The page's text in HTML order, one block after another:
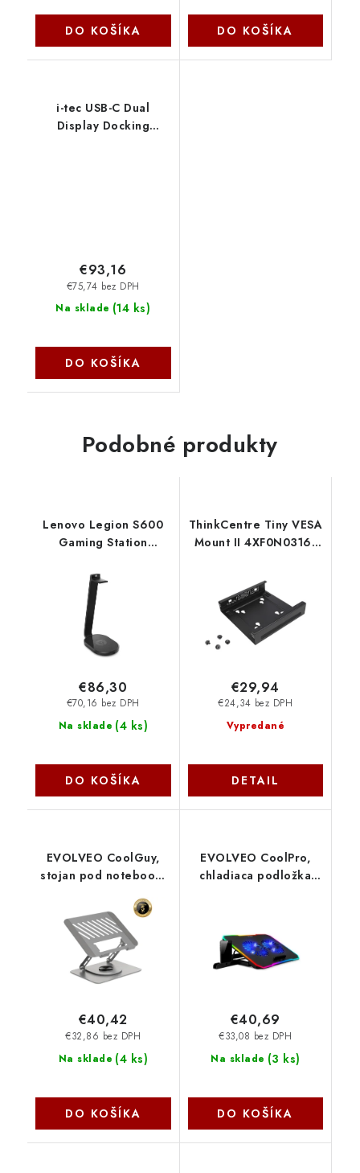
DO KOŠÍKA DO KOŠÍKA
i-tec USB-C Dual
Display Docking
Na sklade (14 ks)
€75,74 bez DPH
€93,16
DO KOŠÍKA
Podobné produkty
Lenovo Legion S600
Gaming Station
Na sklade (4 ks)
€70,16 bez DPH
€86,30
DO KOŠÍKA
ThinkCentre Tiny VESA
Mount II 4XF0N03161
Vypredané
€24,34 bez DPH
€29,94
DETAIL
EVOLVEO CoolGuy,
stojan pod notebook,
šedý COOLGUY-GY
Evolveo
Na sklade (4 ks)
€32,86 bez DPH
€40,42
DO KOŠÍKA
EVOLVEO CoolPro,
chladiaca podložka
COOLPRO-BK Evolveo
Na sklade (3 ks)
€33,08 bez DPH
€40,69
DO KOŠÍKA